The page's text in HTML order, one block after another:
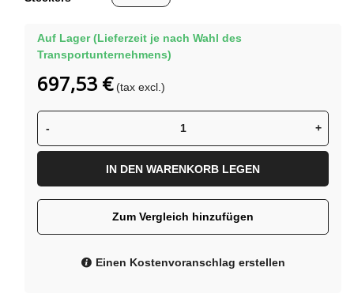
Auf Lager (Lieferzeit je nach Wahl des
Transportunternehmens)
- +
IN DEN WARENKORB LEGEN
Zum Vergleich hinzufügen
Einen Kostenvoranschlag erstellen
697,53 € (tax excl.)